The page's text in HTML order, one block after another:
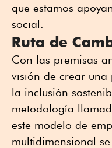
que estamos
social.
Ruta de
Con las premisas
visión de crear
la inclusión
metodología
este modelo de
multidimensional